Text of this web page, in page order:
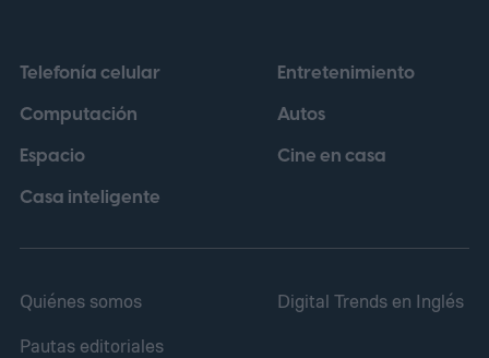
Telefonía celular
Computación
Espacio
Casa inteligente
Entretenimiento
Autos
Cine en casa
Quiénes somos
Pautas editoriales
Digital Trends en Inglés